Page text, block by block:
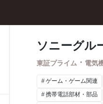
ソニーグル
東証プライム ・ 電気
ゲーム・ゲーム関連
携帯電話部材・部品